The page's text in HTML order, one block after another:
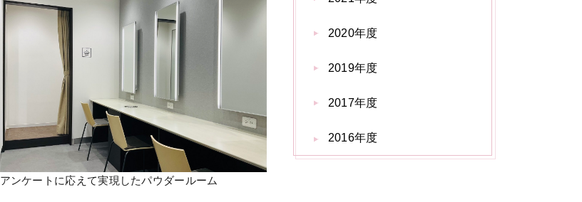
アンケートに応えて実現したパウダールーム
2020年度
2019年度
2017年度
2016年度